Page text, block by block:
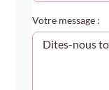
Votre message :